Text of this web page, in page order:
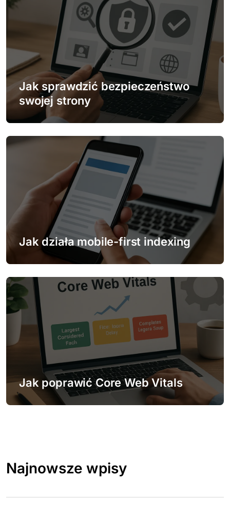
j
w
p
s
u
Jak sprawdzić bezpieczeństwo
swojej strony
Jak działa mobile-first indexing
Jak poprawić Core Web Vitals
Najnowsze wpisy